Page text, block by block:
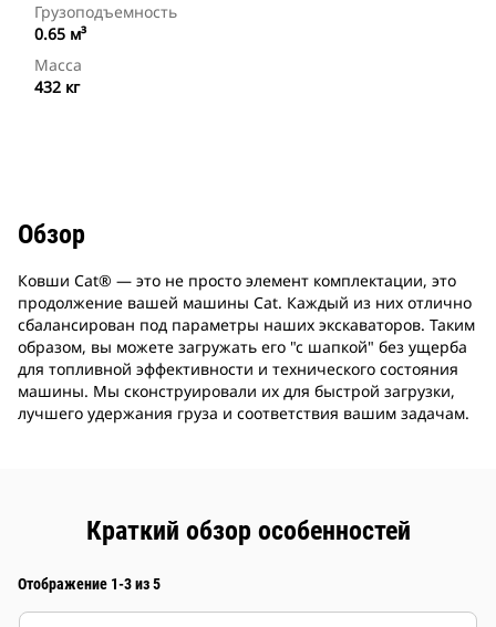
Грузоподъемность
0.65 м³
Масса
432 кг
Обзор
Ковши Cat® — это не просто элемент комплектации, это
продолжение вашей машины Cat. Каждый из них отлично
сбалансирован под параметры наших экскаваторов. Таким
образом, вы можете загружать его "с шапкой" без ущерба
для топливной эффективности и технического состояния
машины. Мы сконструировали их для быстрой загрузки,
лучшего удержания груза и соответствия вашим задачам.
Краткий обзор особенностей
Отображение 1-3 из 5